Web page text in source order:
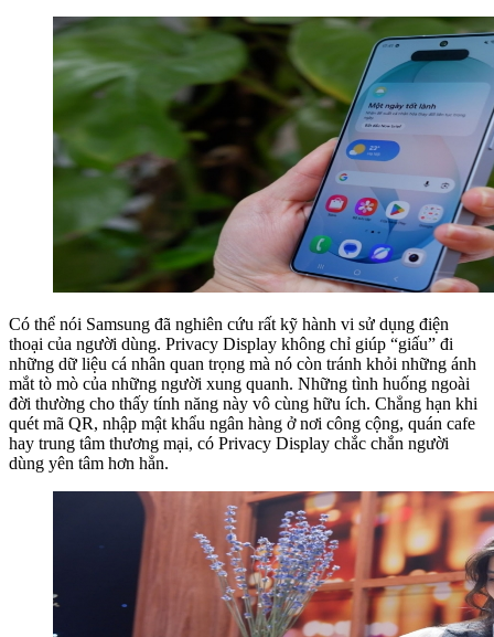
Có thể nói Samsung đã nghiên cứu rất kỹ hành vi sử dụng điện
thoại của người dùng. Privacy Display không chỉ giúp “giấu” đi
những dữ liệu cá nhân quan trọng mà nó còn tránh khỏi những ánh
mắt tò mò của những người xung quanh. Những tình huống ngoài
đời thường cho thấy tính năng này vô cùng hữu ích. Chẳng hạn khi
quét mã QR, nhập mật khẩu ngân hàng ở nơi công cộng, quán cafe
hay trung tâm thương mại, có Privacy Display chắc chắn người
dùng yên tâm hơn hẳn.